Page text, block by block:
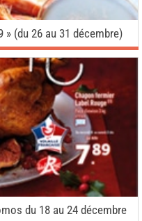
» (du 26 au 31 décembre)
du 18 au 24 décembre